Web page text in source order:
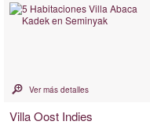
Ver más detalles
Villa Oost Indies